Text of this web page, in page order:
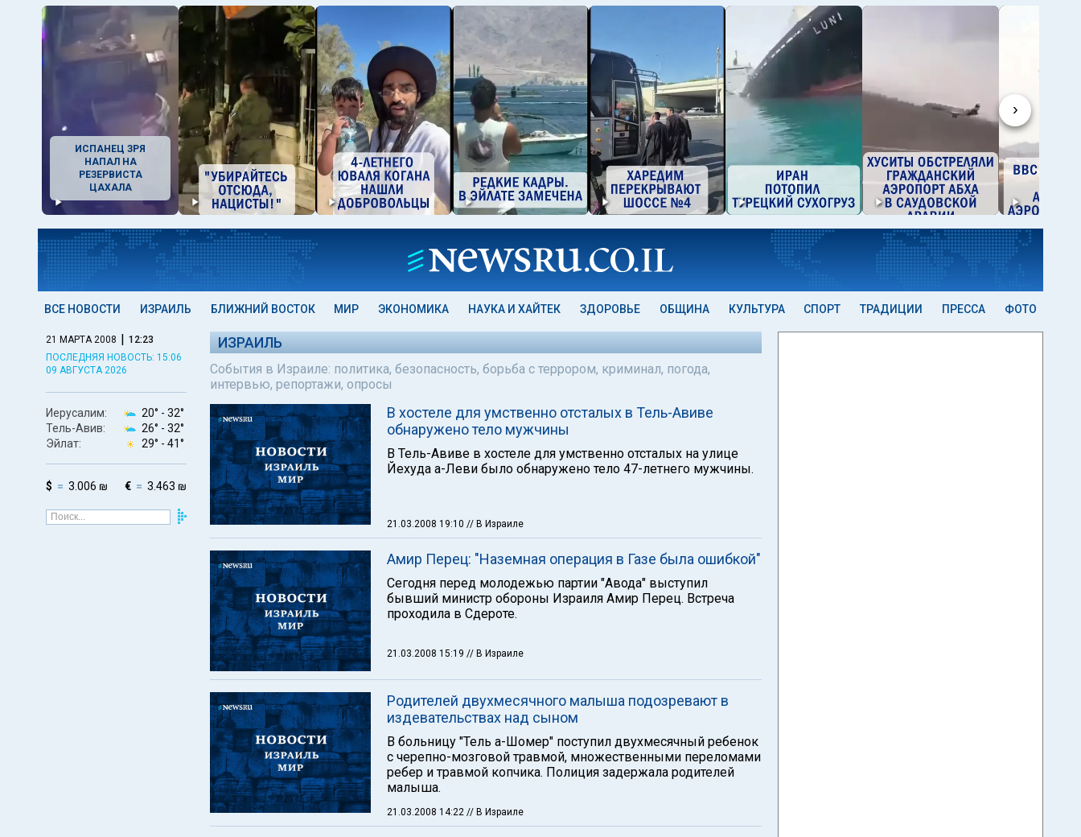
›
ИСПАНЕЦ ЗРЯ
НАПАЛ НА
РЕЗЕРВИСТА
ЦАХАЛА
ВСЕ НОВОСТИ ИЗРАИЛЬ БЛИЖНИЙ ВОСТОК МИР ЭКОНОМИКА НАУКА И ХАЙТЕК ЗДОРОВЬЕ ОБЩИНА КУЛЬТУРА СПОРТ ТРАДИЦИИ ПРЕССА ФОТО
21 МАРТА 2008 | 12:23
ПОСЛЕДНЯЯ НОВОСТЬ: 15:06
09 АВГУСТА 2026
Иерусалим: 20° - 32°
Тель-Авив:
26° - 32°
Эйлат:
29° - 41°
$ 3.006 ₪ € 3.463 ₪
ИЗРАИЛЬ
События в Израиле: политика, безопасность, борьба с террором, криминал, погода,
интервью, репортажи, опросы
В хостеле для умственно отсталых в Тель-Авиве
обнаружено тело мужчины
В Тель-Авиве в хостеле для умственно отсталых на улице
Йехуда а-Леви было обнаружено тело 47-летнего мужчины.
21.03.2008 19:10 // В Израиле
Амир Перец: "Наземная операция в Газе была ошибкой"
Сегодня перед молодежью партии "Авода" выступил
бывший министр обороны Израиля Амир Перец. Встреча
проходила в Сдероте.
21.03.2008 15:19 // В Израиле
Родителей двухмесячного малыша подозревают в
издевательствах над сыном
В больницу "Тель а-Шомер" поступил двухмесячный ребенок
с черепно-мозговой травмой, множественными переломами
ребер и травмой копчика. Полиция задержала родителей
малыша.
21.03.2008 14:22 // В Израиле